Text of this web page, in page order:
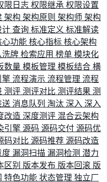
限日志 权限继承 权限设置
架构 架构原则 架构师 架构
计 查询 标准定义 标准解读
心功能 核心指标 核心架构
洗牌 检索应用 榜单 模块化
数量 模板管理 模板结合 横
擎 流程演示 流程管理 流程
测评 测评对比 测评结果 测
送 消息队列 淘汰 深入 深入
改造 深度测评 混合云架构
引擎 源码 源码交付 源码优
码对比 源码推荐 源码改造
度 漏洞扫描 漏洞检测 潜力
区别 版本发布 版本回滚 版
特色功能 状态管理 独立厂